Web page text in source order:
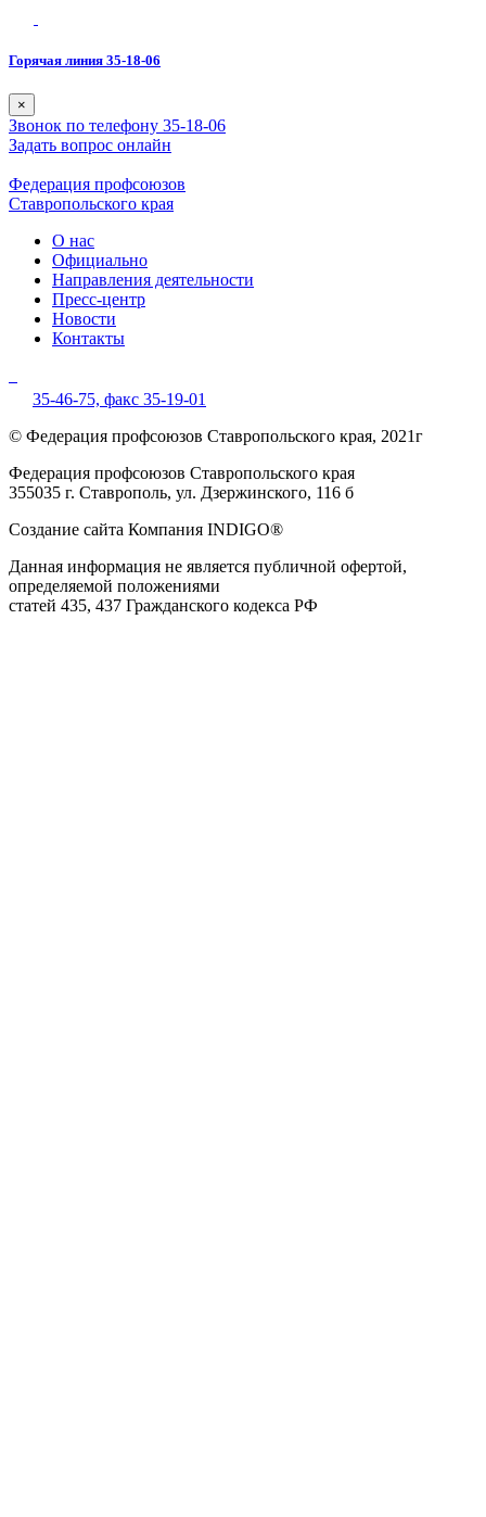
Горячая линия 35-18-06
×
Звонок по телефону 35-18-06
Задать вопрос онлайн
Федерация профсоюзов
Ставропольского края
О нас
Официально
Направления деятельности
Пресс-центр
Новости
Контакты
35-46-75, факс 35-19-01
© Федерация профсоюзов Ставропольского края, 2021г
Федерация профсоюзов Ставропольского края
355035 г. Ставрополь, ул. Дзержинского, 116 б
Создание сайта Компания INDIGO®
Данная информация не является публичной офертой,
определяемой положениями
статей 435, 437 Гражданского кодекса РФ